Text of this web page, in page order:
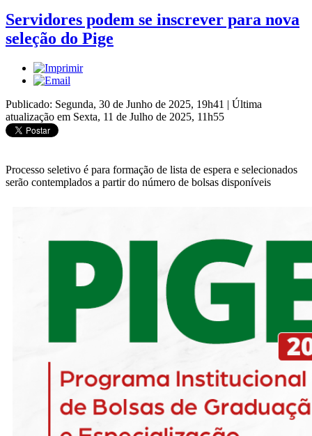
Servidores podem se inscrever para nova
seleção do Pige
Publicado: Segunda, 30 de Junho de 2025, 19h41 | Última
atualização em Sexta, 11 de Julho de 2025, 11h55
Processo seletivo é para formação de lista de espera e selecionados
serão contemplados a partir do número de bolsas disponíveis